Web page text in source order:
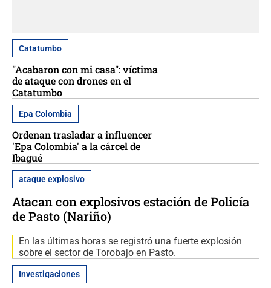
Catatumbo
"Acabaron con mi casa": víctima
de ataque con drones en el
Catatumbo
Epa Colombia
Ordenan trasladar a influencer
'Epa Colombia' a la cárcel de
Ibagué
ataque explosivo
Atacan con explosivos estación de Policía
de Pasto (Nariño)
En las últimas horas se registró una fuerte explosión
sobre el sector de Torobajo en Pasto.
Investigaciones